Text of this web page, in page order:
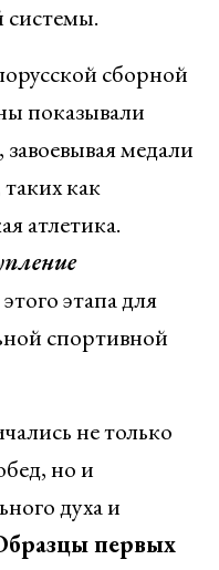
системы.
сборной
показывали
медали
как
атлетика.
этапа для
спортивной
не только
но и
духа и
первых